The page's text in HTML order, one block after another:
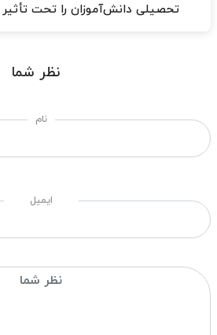
تحصیلی دانش‌آموزان را تحت تأثیر
نظر شما
نام
ایمیل